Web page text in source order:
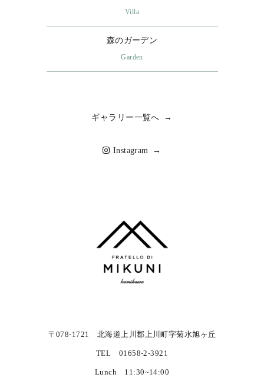
Villa
森のガーデン
Garden
ギャラリー一覧へ →
Instagram →
〒078-1721 北海道上川郡上川町字菊水旭ヶ丘
TEL 01658-2-3921
Lunch 11:30~14:00